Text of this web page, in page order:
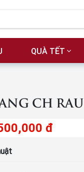
QUÀ TẾT
CH
đ